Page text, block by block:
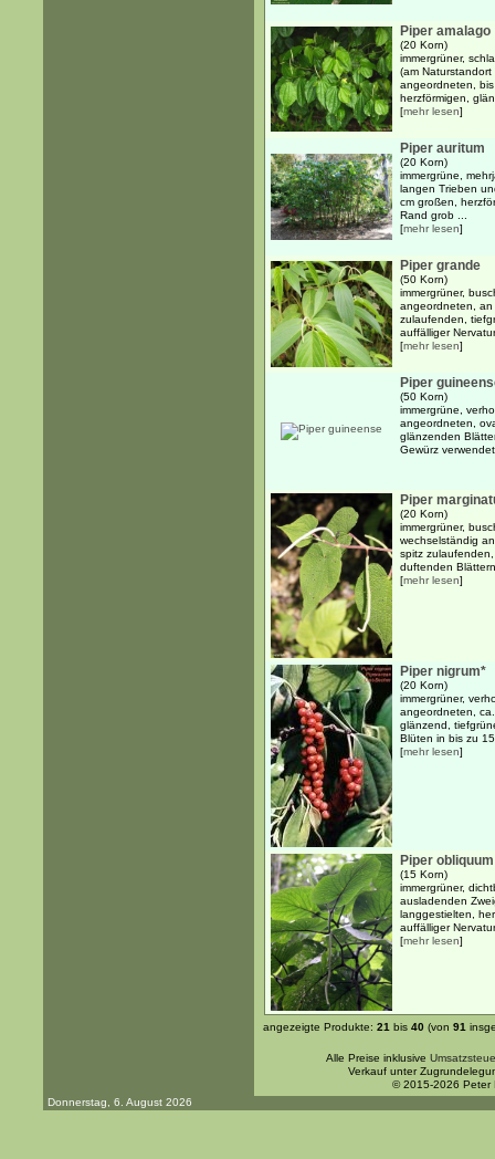
Piper amalago
(20 Korn)
immergrüner,
(am
angeordneten,
herzförmigen,
[mehr lesen]
Piper auritum
(20 Korn)
immergrüne,
langen Trieben
cm großen,
Rand grob ...
[mehr lesen]
Piper grande
(50 Korn)
immergrüner,
angeordneten, an
zulaufenden,
auffälliger
[mehr lesen]
Piper
(50 Korn)
immergrüne,
angeordneten,
glänzenden
Gewürz
Piper
(20 Korn)
immergrüner,
wechselständig
spitz
duftenden
[mehr lesen]
Piper nigrum*
(20 Korn)
immergrüner,
angeordneten,
glänzend,
Blüten in bis zu
[mehr lesen]
Piper obliquum
(15 Korn)
immergrüner,
ausladenden
langgestielten,
auffälliger
[mehr lesen]
angezeigte Produkte: 21 bis 40 (von 91
Alle Preise inklusive
Verkauf unter
© 2015-2026 Peter
Donnerstag, 6. August 2026